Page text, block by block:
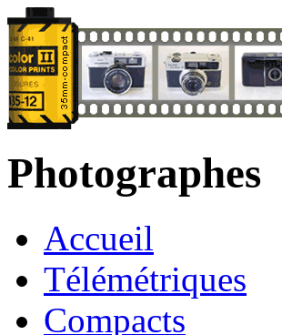
Photographes
Accueil
Télémétriques
Compacts